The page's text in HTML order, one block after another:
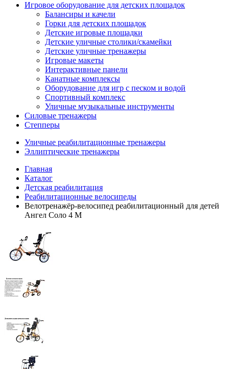
Игровое оборудование для детских площадок
Балансиры и качели
Горки для детских площадок
Детские игровые площадки
Детские уличные столики/скамейки
Детские уличные тренажеры
Игровые макеты
Интерактивные панели
Канатные комплексы
Оборудование для игр с песком и водой
Спортивный комплекс
Уличные музыкальные инструменты
Силовые тренажеры
Степперы
Уличные реабилитационные тренажеры
Эллиптические тренажеры
Главная
Каталог
Детская реабилитация
Реабилитационные велосипеды
Велотренажёр-велосипед реабилитационный для детей
Ангел Соло 4 М